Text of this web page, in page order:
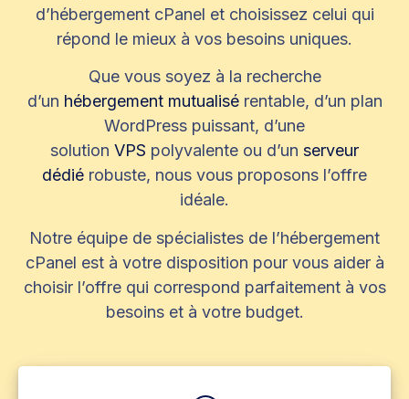
d’hébergement cPanel et choisissez celui qui
répond le mieux à vos besoins uniques.
Que vous soyez à la recherche
d’un hébergement mutualisérentable, d’un plan
WordPress puissant, d’une
solution VPS polyvalente ou d’un serveur
dédié robuste, nous vous proposons l’offre
idéale.
Notre équipe de spécialistes de l’hébergement
cPanel est à votre disposition pour vous aider à
choisir l’offre qui correspond parfaitement à vos
besoins et à votre budget.